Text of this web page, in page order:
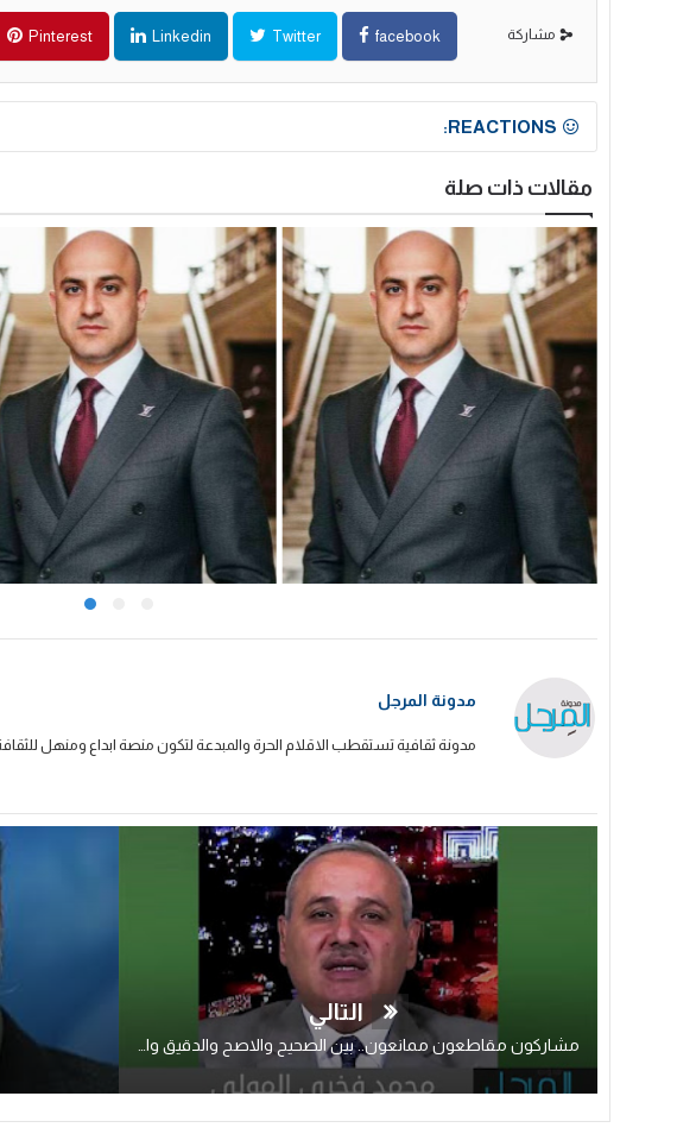
مشاركة facebook
Twitter
Linkedin
Pinterest
REACTIONS:
مقالات ذات صلة
مدونة المرجل
مدونة ثقافية تستقطب الاقلام الحرة والمبدعة لتكون منصة ابداع ومنهل
التالي